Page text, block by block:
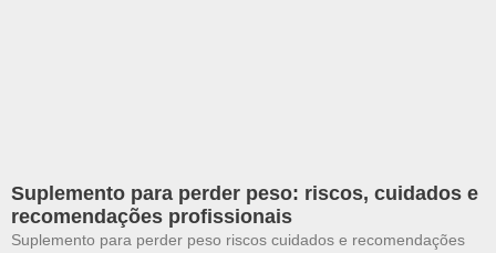
Suplemento para perder peso: riscos, cuidados e
recomendações profissionais
Suplemento para perder peso riscos cuidados e recomendações